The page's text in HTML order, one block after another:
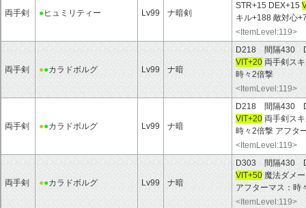
両手剣 ●ヒュミリティー Lv99 ナ暗剣
STR+15 DEX+15
キル+188 敵対心
<ItemLevel:119>
両手剣 ●●カラドボルグ Lv99 ナ暗
D218 間隔430
VIT+20 両手剣ス
時々2倍撃
<ItemLevel:119>
両手剣 ●●カラドボルグ Lv99 ナ暗
D218 間隔430
VIT+20 両手剣ス
時々2倍撃 アフタ
<ItemLevel:119>
両手剣 ●●カラドボルグ Lv99 ナ暗
D303 間隔430
VIT+50 魔法ダメ
アフターマス：時
<ItemLevel:119>